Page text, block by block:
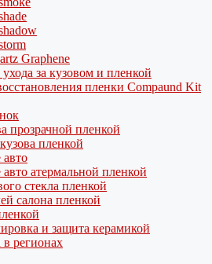
Graphene
за кузовом и пленкой
пленки Compaund Kit
прозрачной пленкой
пленкой
атермальной пленкой
стекла пленкой
салона пленкой
и защита керамикой
в регионах